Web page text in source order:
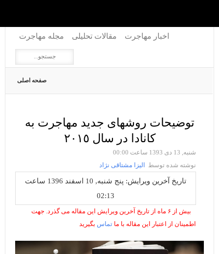
مجله مهاجرت مقالات تحلیلی اخبار مهاجرت
صفحه اصلی
توضیحات روشهای جدید مهاجرت به
کانادا در سال ٢٠١٥
شنبه, 13 دی 1393 ساعت 00:00
نوشته شده توسط الیزا مشتاقی نژاد
تاریخ آخرین ویرایش: پنج شنبه, 10 اسفند 1396 ساعت
02:13
بیش از ۶ ماه از تاریخ آخرین ویرایش این مقاله می گذرد. جهت
اطمینان از اعتبار این مقاله با ما تماس بگیرید